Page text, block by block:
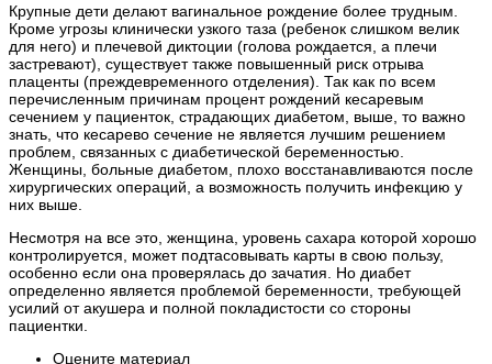
Крупные дети делают вагинальное рождение более трудным.
Кроме угрозы клинически узкого таза (ребенок слишком велик
для него) и плечевой диктоции (голова рождается, а плечи
застревают), существует также повышенный риск отрыва
плаценты (преждевременного отделения). Так как по всем
перечисленным причинам процент рождений кесаревым
сечением у пациенток, страдающих диабетом, выше, то важно
знать, что кесарево сечение не является лучшим решением
проблем, связанных с диабетической беременностью.
Женщины, больные диабетом, плохо восстанавливаются после
хирургических операций, а возможность получить инфекцию у
них выше.
Несмотря на все это, женщина, уровень сахара которой хорошо
контролируется, может подтасовывать карты в свою пользу,
особенно если она проверялась до зачатия. Но диабет
определенно является проблемой беременности, требующей
усилий от акушера и полной покладистости со стороны
пациентки.
Оцените материал